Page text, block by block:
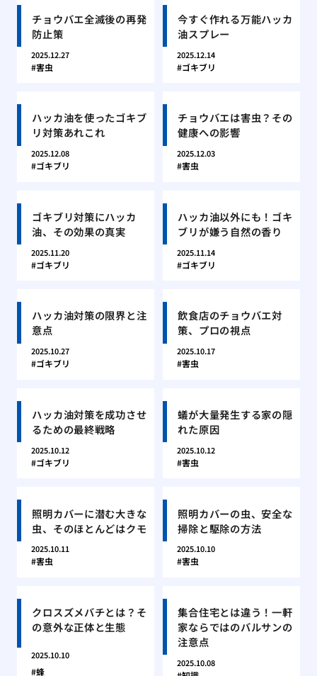
チョウバエ全滅後の再発
防止策
2025.12.27
害虫
今すぐ作れる万能ハッカ
油スプレー
2025.12.14
ゴキブリ
ハッカ油を使ったゴキブ
リ対策あれこれ
2025.12.08
ゴキブリ
チョウバエは害虫？その
健康への影響
2025.12.03
害虫
ゴキブリ対策にハッカ
油、その効果の真実
2025.11.20
ゴキブリ
ハッカ油以外にも！ゴキ
ブリが嫌う自然の香り
2025.11.14
ゴキブリ
ハッカ油対策の限界と注
意点
2025.10.27
ゴキブリ
飲食店のチョウバエ対
策、プロの視点
2025.10.17
害虫
ハッカ油対策を成功させ
るための最終戦略
2025.10.12
ゴキブリ
蟻が大量発生する家の隠
れた原因
2025.10.12
害虫
照明カバーに潜む大きな
虫、そのほとんどはクモ
2025.10.11
害虫
照明カバーの虫、安全な
掃除と駆除の方法
2025.10.10
害虫
クロスズメバチとは？そ
の意外な正体と生態
2025.10.10
蜂
集合住宅とは違う！一軒
家ならではのバルサンの
注意点
2025.10.08